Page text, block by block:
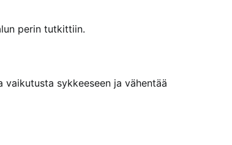
perin tutkittiin.
sykkeeseen ja vähentää